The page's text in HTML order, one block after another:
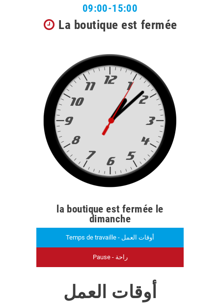
09:00-15:00
La boutique est fermée
la boutique est fermée le
dimanche
Temps de travaille - أوقات العمل
Pause - راحة
أوقات العمل